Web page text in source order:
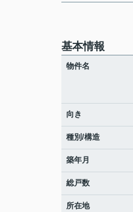
基本情報
物件名
向き
種別/構造
築年月
総戸数
所在地